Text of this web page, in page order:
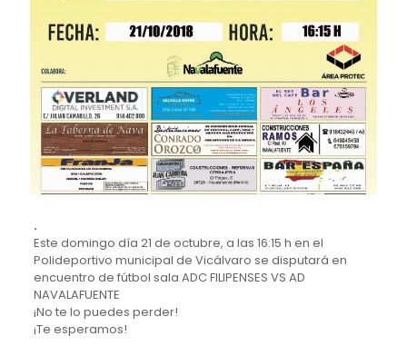
.
Este domingo día 21 de octubre, a las 16:15 h en el
Polideportivo municipal de Vicálvaro se disputará en
encuentro de fútbol sala ADC FILIPENSES VS AD
NAVALAFUENTE
¡No te lo puedes perder!
¡Te esperamos!